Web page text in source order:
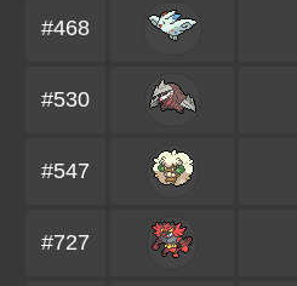
#468
#530
#547
#727